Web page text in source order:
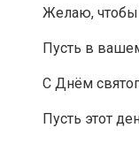
Желаю, чтобы
Пусть в
С Днём
Пусть этот